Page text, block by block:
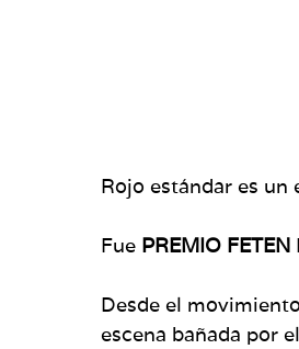
Rojo estándar es un
Fue PREMIO FETEN
Desde el
escena bañada por